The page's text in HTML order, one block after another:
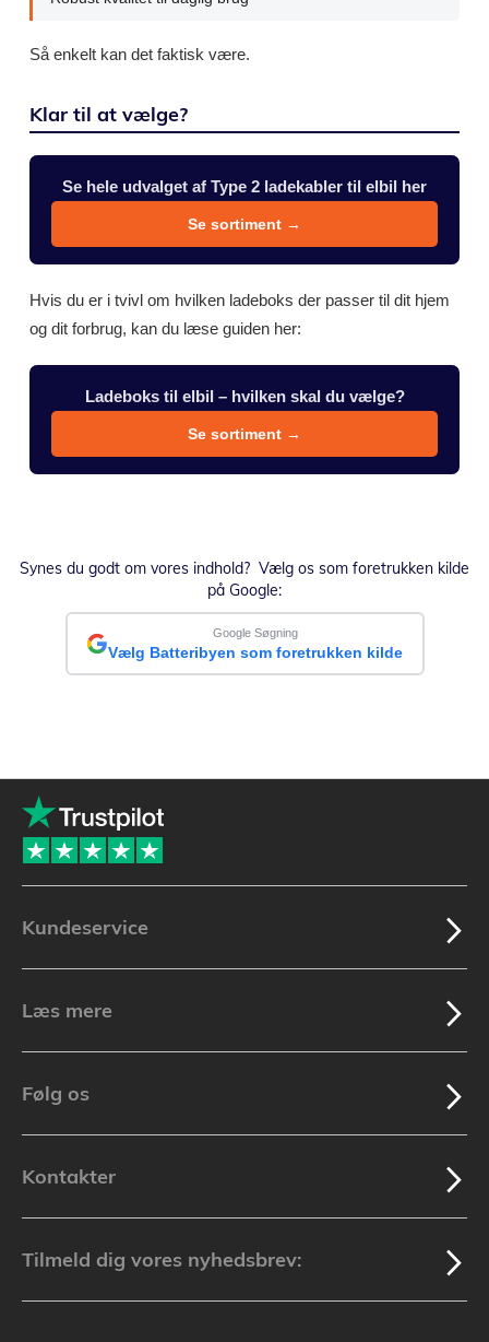
Så enkelt kan det faktisk være.
Klar til at vælge?
Se hele udvalget af Type 2 ladekabler til elbil her
Se sortiment →
Hvis du er i tvivl om hvilken ladeboks der passer til dit hjem
og dit forbrug, kan du læse guiden her:
Ladeboks til elbil – hvilken skal du vælge?
Se sortiment →
Synes du godt om vores indhold? Vælg os som foretrukken kilde
på Google:
Google Søgning
Vælg Batteribyen som foretrukken kilde
Kundeservice
Læs mere
Følg os
Kontakter
Tilmeld dig vores nyhedsbrev: